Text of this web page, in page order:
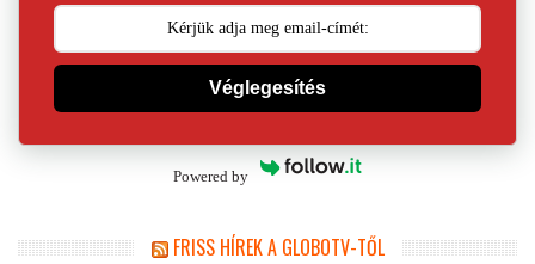
Véglegesítés
Powered by
FRISS HÍREK A GLOBOTV-TŐL